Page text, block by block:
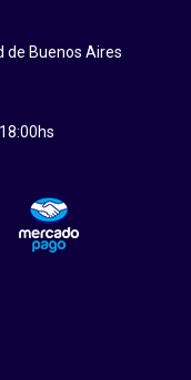
de Buenos Aires